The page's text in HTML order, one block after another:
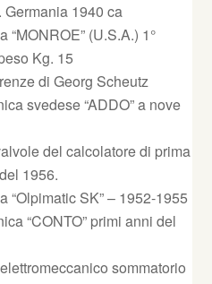
Germania 1940 ca
(U.S.A.) 1°
Kg. 15
di Georg Scheutz
svedese “ADDO” a nove
del calcolatore di prima
1956.
“Olpimatic SK” – 1952-1955
“CONTO” primi anni del
sommatorio